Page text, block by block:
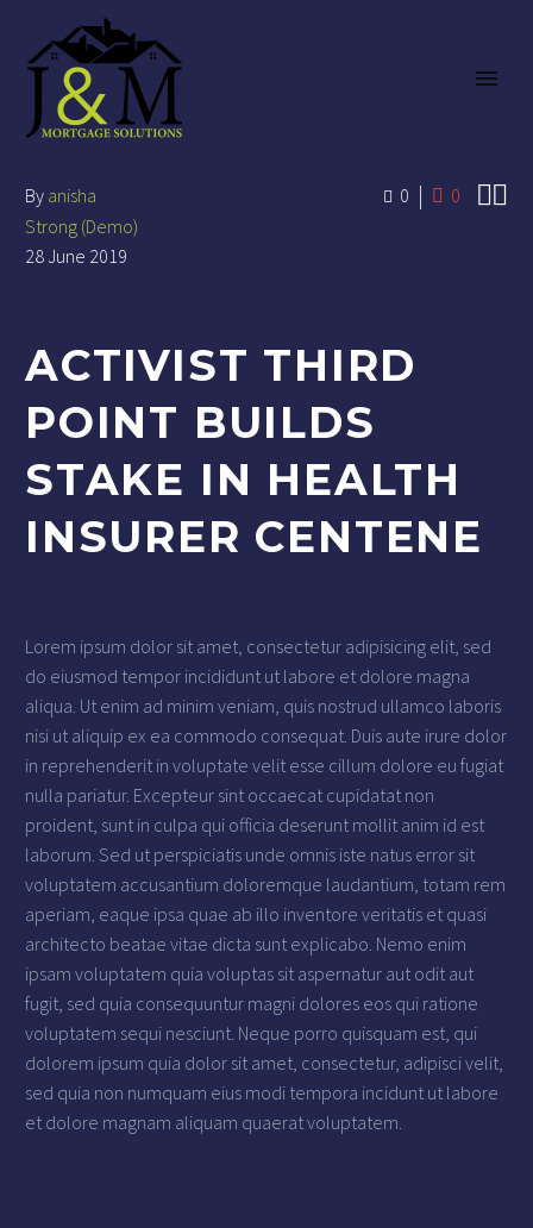
0 0 
By anisha
Strong (Demo)
28 June 2019
ACTIVIST THIRD
POINT BUILDS
STAKE IN HEALTH
INSURER CENTENE
Lorem ipsum dolor sit amet, consectetur adipisicing elit, sed
do eiusmod tempor incididunt ut labore et dolore magna
aliqua. Ut enim ad minim veniam, quis nostrud ullamco laboris
nisi ut aliquip ex ea commodo consequat. Duis aute irure dolor
in reprehenderit in voluptate velit esse cillum dolore eu fugiat
nulla pariatur. Excepteur sint occaecat cupidatat non
proident, sunt in culpa qui officia deserunt mollit anim id est
laborum. Sed ut perspiciatis unde omnis iste natus error sit
voluptatem accusantium doloremque laudantium, totam rem
aperiam, eaque ipsa quae ab illo inventore veritatis et quasi
architecto beatae vitae dicta sunt explicabo. Nemo enim
ipsam voluptatem quia voluptas sit aspernatur aut odit aut
fugit, sed quia consequuntur magni dolores eos qui ratione
voluptatem sequi nesciunt. Neque porro quisquam est, qui
dolorem ipsum quia dolor sit amet, consectetur, adipisci velit,
sed quia non numquam eius modi tempora incidunt ut labore
et dolore magnam aliquam quaerat voluptatem.